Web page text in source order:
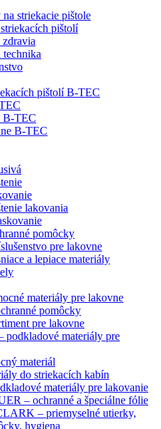
striekacie pištole
pištolí
zdravia
pištolí B-TEC
B-TEC
B-TEC
lakovania
pomôcky
pre lakovne
a lepiace materiály
materiály pre lakovne
pomôcky
pre lakovne
materiály pre
materiál
do striekacích kabín
materiály pre lakovanie
– ochranné a špeciálne fólie
– priemyselné utierky,
hygiena